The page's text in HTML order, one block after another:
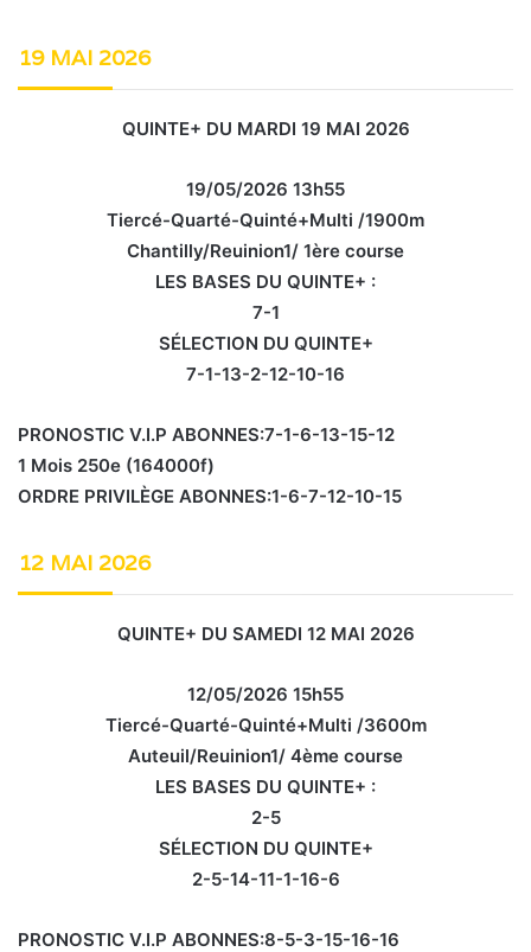
19 MAI 2026
QUINTE+ DU MARDI 19 MAI 2026
19/05/2026 13h55
Tiercé-Quarté-Quinté+Multi /1900m
Chantilly/Reuinion1/ 1ère course
LES BASES DU QUINTE+ :
7-1
SÉLECTION DU QUINTE+
7-1-13-2-12-10-16
PRONOSTIC V.I.P ABONNES:7-1-6-13-15-12
1 Mois 250e (164000f)
ORDRE PRIVILÈGE ABONNES:1-6-7-12-10-15
12 MAI 2026
QUINTE+ DU SAMEDI 12 MAI 2026
12/05/2026 15h55
Tiercé-Quarté-Quinté+Multi /3600m
Auteuil/Reuinion1/ 4ème course
LES BASES DU QUINTE+ :
2-5
SÉLECTION DU QUINTE+
2-5-14-11-1-16-6
PRONOSTIC V.I.P ABONNES:8-5-3-15-16-16